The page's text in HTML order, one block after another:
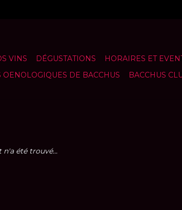
VINS DÉGUSTATIONS HORAIRES ET
OENOLOGIQUES DE BACCHUS
BACCHUS
été trouvé...